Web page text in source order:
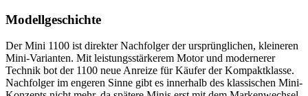
Modellgeschichte
Der Mini 1100 ist direkter Nachfolger der ursprünglichen, kleineren
Mini-Varianten. Mit leistungsstärkerem Motor und modernerer
Technik bot der 1100 neue Anreize für Käufer der Kompaktklasse.
Nachfolger im engeren Sinne gibt es innerhalb des klassischen Mini-